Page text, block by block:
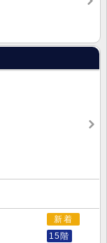
新着
15階